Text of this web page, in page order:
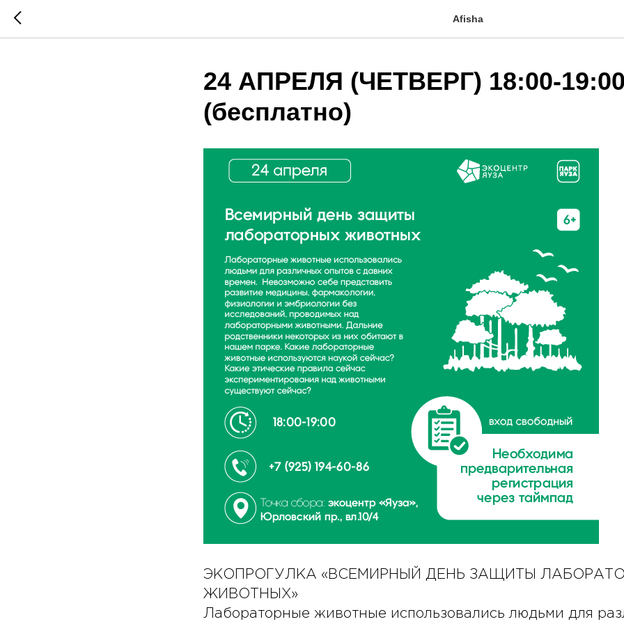
Afisha
24 АПРЕЛЯ (ЧЕТВЕРГ) 18:00-
(бесплатно)
ЭКОПРОГУЛКА «ВСЕМИРНЫЙ ДЕНЬ ЗАЩИТЫ
ЖИВОТНЫХ»
Лабораторные животные использовались людьми для